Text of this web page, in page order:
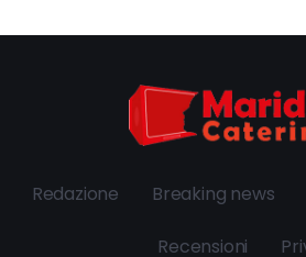
Redazione Breaking news
Recensioni